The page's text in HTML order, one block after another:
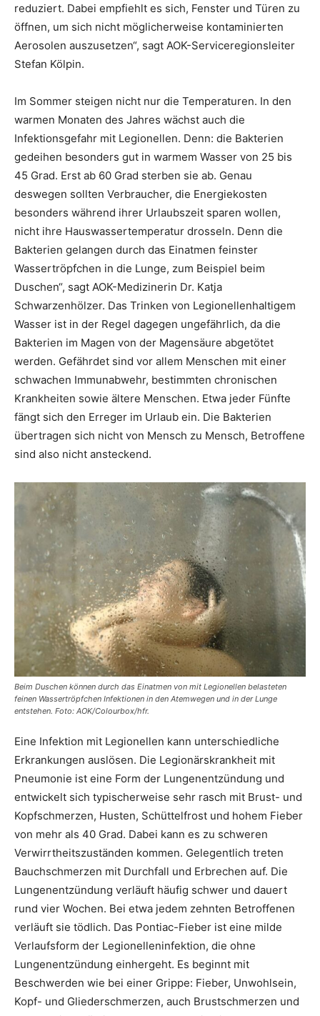
reduziert. Dabei empfiehlt es sich, Fenster und Türen zu
öffnen, um sich nicht möglicherweise kontaminierten
Aerosolen auszusetzen“, sagt AOK-Serviceregionsleiter
Stefan Kölpin.
Im Sommer steigen nicht nur die Temperaturen. In den
warmen Monaten des Jahres wächst auch die
Infektionsgefahr mit Legionellen. Denn: die Bakterien
gedeihen besonders gut in warmem Wasser von 25 bis
45 Grad. Erst ab 60 Grad sterben sie ab. Genau
deswegen sollten Verbraucher, die Energiekosten
besonders während ihrer Urlaubszeit sparen wollen,
nicht ihre Hauswassertemperatur drosseln. Denn die
Bakterien gelangen durch das Einatmen feinster
Wassertröpfchen in die Lunge, zum Beispiel beim
Duschen“, sagt AOK-Medizinerin Dr. Katja
Schwarzenhölzer. Das Trinken von Legionellenhaltigem
Wasser ist in der Regel dagegen ungefährlich, da die
Bakterien im Magen von der Magensäure abgetötet
werden. Gefährdet sind vor allem Menschen mit einer
schwachen Immunabwehr, bestimmten chronischen
Krankheiten sowie ältere Menschen. Etwa jeder Fünfte
fängt sich den Erreger im Urlaub ein. Die Bakterien
übertragen sich nicht von Mensch zu Mensch, Betroffene
sind also nicht ansteckend.
Beim Duschen können durch das Einatmen von mit Legionellen belasteten
feinen Wassertröpfchen Infektionen in den Atemwegen und in der Lunge
entstehen. Foto: AOK/Colourbox/hfr.
Eine Infektion mit Legionellen kann unterschiedliche
Erkrankungen auslösen. Die Legionärskrankheit mit
Pneumonie ist eine Form der Lungenentzündung und
entwickelt sich typischerweise sehr rasch mit Brust- und
Kopfschmerzen, Husten, Schüttelfrost und hohem Fieber
von mehr als 40 Grad. Dabei kann es zu schweren
Verwirrtheitszuständen kommen. Gelegentlich treten
Bauchschmerzen mit Durchfall und Erbrechen auf. Die
Lungenentzündung verläuft häufig schwer und dauert
rund vier Wochen. Bei etwa jedem zehnten Betroffenen
verläuft sie tödlich. Das Pontiac-Fieber ist eine milde
Verlaufsform der Legionelleninfektion, die ohne
Lungenentzündung einhergeht. Es beginnt mit
Beschwerden wie bei einer Grippe: Fieber, Unwohlsein,
Kopf- und Gliederschmerzen, auch Brustschmerzen und